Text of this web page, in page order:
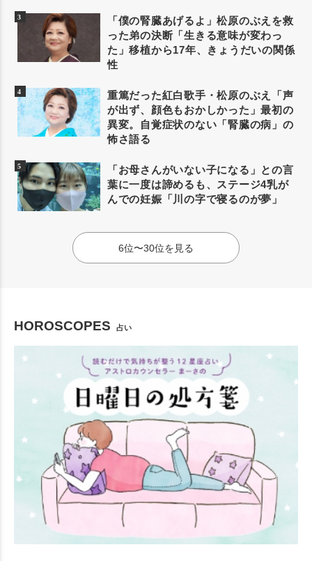
「僕の腎臓あげるよ」松原のぶえを救
った弟の決断「生きる意味が変わっ
た」移植から17年、きょうだいの関係
性
重篤だった紅白歌手・松原のぶえ「声
が出ず、顔色もおかしかった」最初の
異変。自覚症状のない「腎臓の病」の
怖さ語る
「お母さんがいない子になる」との言
葉に一度は諦めるも、ステージ4乳が
んでの妊娠「川の字で寝るのが夢」
6位〜30位を見る
HOROSCOPES 占い